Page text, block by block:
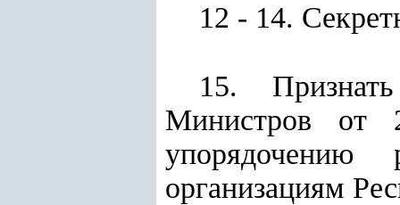
12 - 14.
15.
Министров
организациям